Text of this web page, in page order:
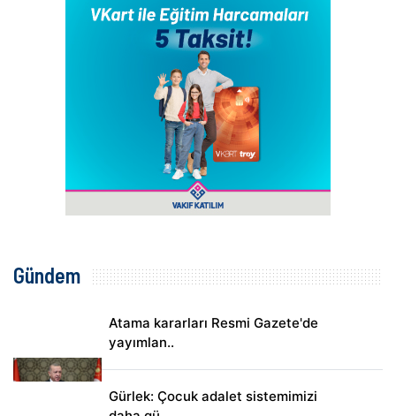
Gündem
Atama kararları Resmi Gazete'de
yayımlan..
Gürlek: Çocuk adalet sistemimizi